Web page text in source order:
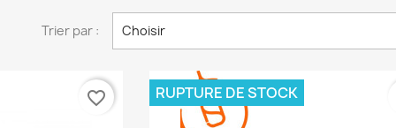
Trier par : Choisir
favorite_border RUPTURE DE STOCK